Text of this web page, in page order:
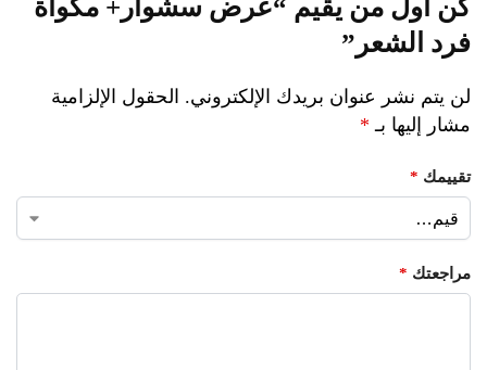
كن أول من يقيم “عرض سشوار+ مكواة
فرد الشعر”
لن يتم نشر عنوان بريدك الإلكتروني. الحقول الإلزامية
مشار إليها بـ *
تقييمك *
مراجعتك *